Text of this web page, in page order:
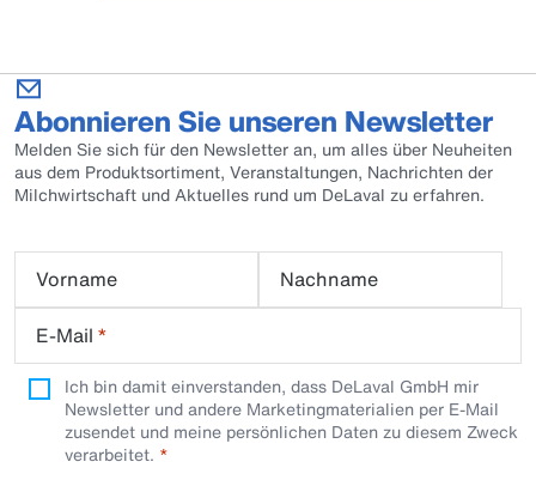
Abonnieren Sie unseren Newsletter
Melden Sie sich für den Newsletter an, um alles über Neuheiten
aus dem Produktsortiment, Veranstaltungen, Nachrichten der
Milchwirtschaft und Aktuelles rund um DeLaval zu erfahren.
Vorname
Nachname
E-Mail *
Ich bin damit einverstanden, dass DeLaval GmbH mir
Newsletter und andere Marketingmaterialien per E-Mail
zusendet und meine persönlichen Daten zu diesem Zweck
verarbeitet.